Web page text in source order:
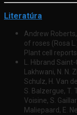
Literatúra
Andrew
of roses (Rosa
Plant cell
L. Hibrand Saint-
Lakhwani, N. N.
Schulz, H. Van
S. Balzergue, T.
Voisine, S.
Maliepaard, E.